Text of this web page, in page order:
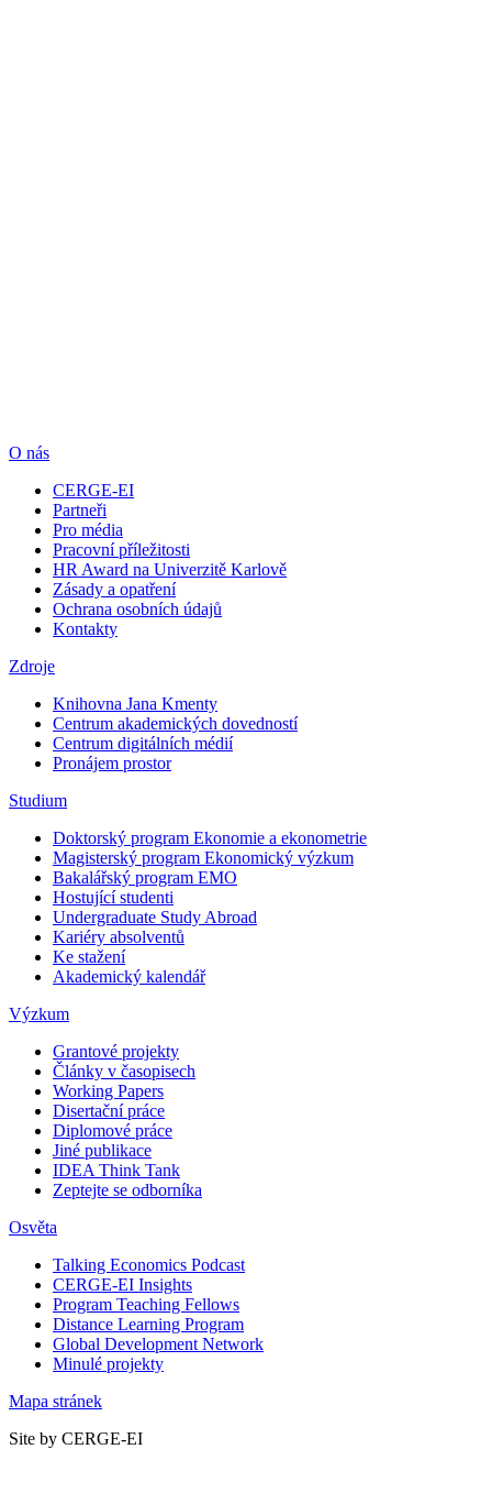
O nás
CERGE-EI
Partneři
Pro média
Pracovní příležitosti
HR Award na Univerzitě Karlově
Zásady a opatření
Ochrana osobních údajů
Kontakty
Zdroje
Knihovna Jana Kmenty
Centrum akademických dovedností
Centrum digitálních médií
Pronájem prostor
Studium
Doktorský program Ekonomie a ekonometrie
Magisterský program Ekonomický výzkum
Bakalářský program EMO
Hostující studenti
Undergraduate Study Abroad
Kariéry absolventů
Ke stažení
Akademický kalendář
Výzkum
Grantové projekty
Články v časopisech
Working Papers
Disertační práce
Diplomové práce
Jiné publikace
IDEA Think Tank
Zeptejte se odborníka
Osvěta
Talking Economics Podcast
CERGE-EI Insights
Program Teaching Fellows
Distance Learning Program
Global Development Network
Minulé projekty
Mapa stránek
Site by CERGE-EI